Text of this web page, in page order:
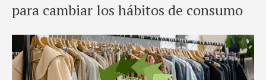
para cambiar los hábitos de consumo